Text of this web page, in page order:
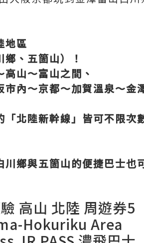
地區
鄉、五箇山）！
山～富山之間、
市內～京都～加賀溫泉～金
「北陸新幹線」皆可不限次
川鄉與五箇山的便捷巴士也
高山 北陸 周遊券5
Hokuriku Area